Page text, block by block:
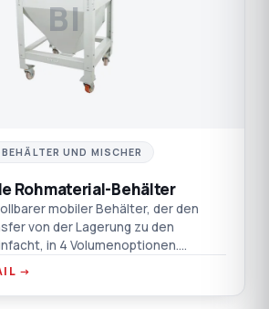
BI
UND MISCHER
Rohmaterial-Behälter
mobiler Behälter, der den
von der Lagerung zu den
in 4 Volumenoptionen.
/ AISI 304 SST
→